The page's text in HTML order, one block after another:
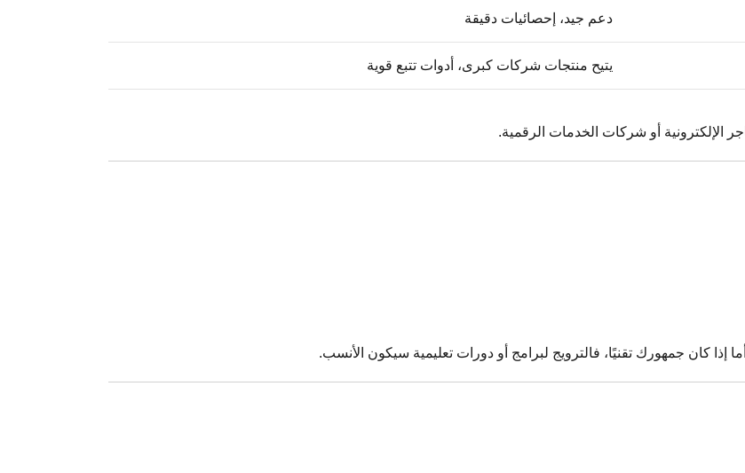
دعم جيد، إحصائيات دقيقة
يتيح منتجات شركات كبرى، أدوات تتبع قوية
الإلكترونية أو شركات الخدمات الرقمية.
إذا كان جمهورك تقنيًا، فالترويج لبرامج أو دورات تعليمية سيكون الأنسب.